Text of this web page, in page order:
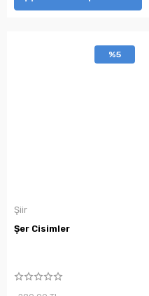
%5
Şiir
Şer Cisimler